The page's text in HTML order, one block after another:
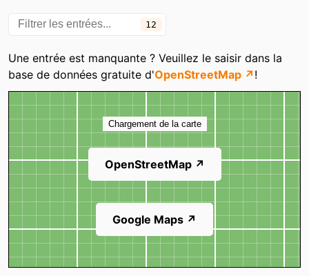
Midas
Midas
12
Une entrée est manquante ? Veuillez le saisir dans la
base de données gratuite d'OpenStreetMap ↗ !
Carte
Chargement de la carte
OpenStreetMap ↗
Google Maps ↗